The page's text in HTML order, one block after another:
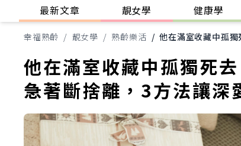
最新文章 靚女學 健康學
幸福熟齡 / 靚女學 / 熟齡樂活 / 他在滿室收藏中孤
他在滿室收藏中孤獨死
急著斷捨離，3方法讓深